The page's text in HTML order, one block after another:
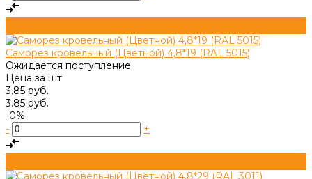
Саморез кровельный (Цветной) 4,8*19 (RAL 5015)
Ожидается поступление
Цена за шт
3.85 руб.
3.85 руб.
-0%
-
+